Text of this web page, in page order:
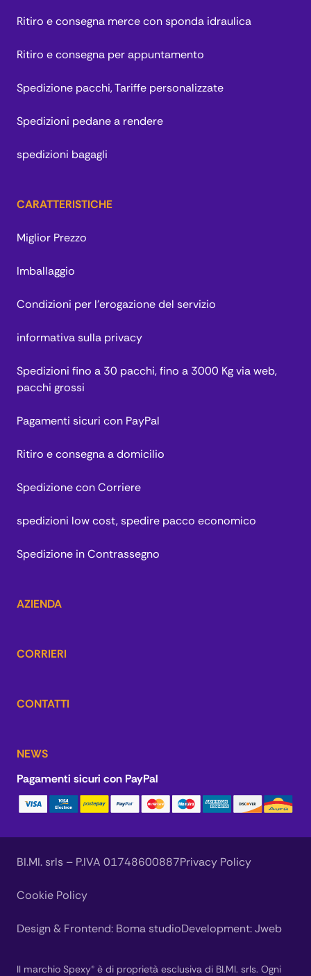
Ritiro e consegna merce con sponda idraulica
Ritiro e consegna per appuntamento
Spedizione pacchi, Tariffe personalizzate
Spedizioni pedane a rendere
spedizioni bagagli
CARATTERISTICHE
Miglior Prezzo
Imballaggio
Condizioni per l’erogazione del servizio
informativa sulla privacy
Spedizioni fino a 30 pacchi, fino a 3000 Kg via web,
pacchi grossi
Pagamenti sicuri con PayPal
Ritiro e consegna a domicilio
Spedizione con Corriere
spedizioni low cost, spedire pacco economico
Spedizione in Contrassegno
AZIENDA
CORRIERI
CONTATTI
NEWS
Pagamenti sicuri con PayPal
BI.MI. srls – P.IVA 01748600887Privacy Policy
Cookie Policy
Design & Frontend: Boma studioDevelopment:Jweb
Il marchio Spexy® è di proprietà esclusiva di BI.MI. srls. Ogni